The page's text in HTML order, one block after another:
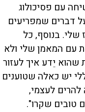
עם פסיכולוג
דברים שמפריעים
שלי. בנוסף, כל
עם המאמן שלי ולא
שהוא יֵדע איך לעזור
יש כאלה שטוענים
להרים לעצמי,
טובים שקרו".